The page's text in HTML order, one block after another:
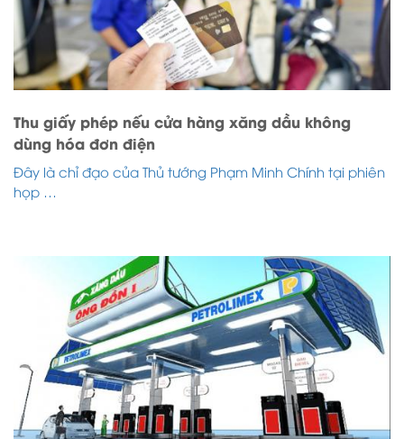
Thu giấy phép nếu cửa hàng xăng dầu không
dùng hóa đơn điện
Đây là chỉ đạo của Thủ tướng Phạm Minh Chính tại phiên
họp …